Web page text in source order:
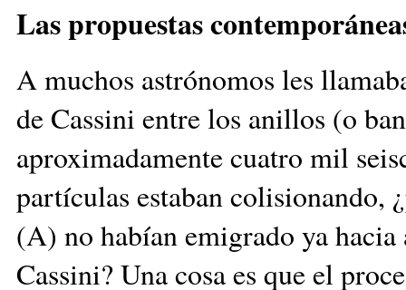
Las propuestas
A muchos astrónomos les
de Cassini entre los anillos (o
aproximadamente cuatro mil
partículas estaban colisionando,
(A) no habían emigrado ya
Cassini? Una cosa es que el